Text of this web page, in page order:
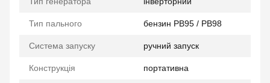
Тип пального бензин PB95 / PB98
Система запуску ручний запуск
Конструкція портативна